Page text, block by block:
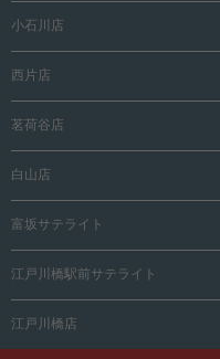
小石川店
西片店
茗荷谷店
白山店
富坂サテライト
江戸川橋駅前サテライト
江戸川橋店